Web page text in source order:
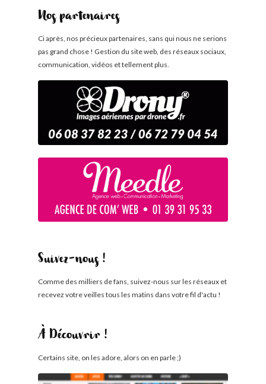
Nos partenaires
Ci après, nos précieux partenaires, sans qui nous ne serions
pas grand chose ! Gestion du site web, des réseaux sociaux,
communication, vidéos et tellement plus.
Suivez-nous !
Comme des milliers de fans, suivez-nous sur les réseaux et
recevez votre veilles tous les matins dans votre fil d'actu !
À Découvrir !
Certains site, on les adore, alors on en parle ;)